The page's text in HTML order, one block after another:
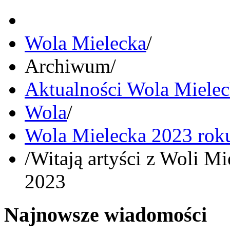
Wola Mielecka/
Archiwum/
Aktualności Wola
Wola/
Wola Mielecka 2023
/Witają artyści z Woli
2023
Najnowsze wiadomości